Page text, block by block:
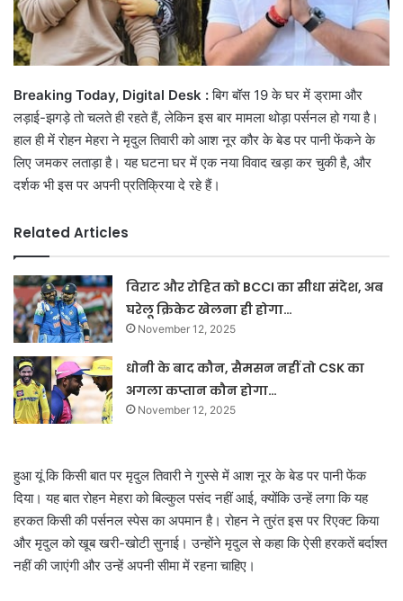
Breaking Today, Digital Desk :बिग बॉस 19 के घर में ड्रामा और
लड़ाई-झगड़े तो चलते ही रहते हैं, लेकिन इस बार मामला थोड़ा पर्सनल हो गया है।
हाल ही में रोहन मेहरा ने मृदुल तिवारी को आश नूर कौर के बेड पर पानी फेंकने के
लिए जमकर लताड़ा है। यह घटना घर में एक नया विवाद खड़ा कर चुकी है, और
दर्शक भी इस पर अपनी प्रतिक्रिया दे रहे हैं।
Related Articles
विराट और रोहित को BCCI का सीधा संदेश, अब
घरेलू क्रिकेट खेलना ही होगा…
November 12, 2025
धोनी के बाद कौन, सैमसन नहीं तो CSK का
अगला कप्तान कौन होगा…
November 12, 2025
हुआ यूं कि किसी बात पर मृदुल तिवारी ने गुस्से में आश नूर के बेड पर पानी फेंक
दिया। यह बात रोहन मेहरा को बिल्कुल पसंद नहीं आई, क्योंकि उन्हें लगा कि यह
हरकत किसी की पर्सनल स्पेस का अपमान है। रोहन ने तुरंत इस पर रिएक्ट किया
और मृदुल को खूब खरी-खोटी सुनाई। उन्होंने मृदुल से कहा कि ऐसी हरकतें बर्दाश्त
नहीं की जाएंगी और उन्हें अपनी सीमा में रहना चाहिए।